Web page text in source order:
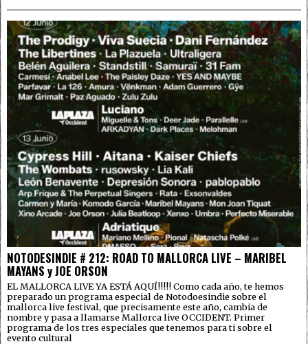
NOTODESINDIE # 212: ROAD TO MALLORCA LIVE – MARIBEL
MAYANS y JOE ORSON
EL MALLORCA LIVE YA ESTÁ AQUÍ!!!!! Como cada año, te hemos
preparado un programa especial de Notodoesindie sobre el
mallorca live festival, que precisamente este año, cambia de
nombre y pasa a llamarse Mallorca live OCCIDENT. Primer
programa de los tres especiales que tenemos para ti sobre el
evento cultural